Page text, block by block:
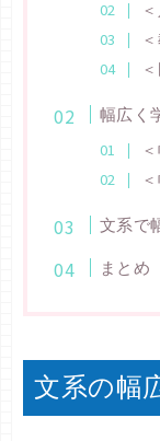
幅広く
文系で
まとめ
文系の幅